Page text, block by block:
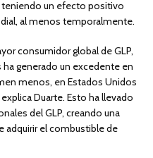
teniendo un efecto positivo
al menos temporalmente.
consumidor global de GLP,
generado un excedente en
menos, en Estados Unidos
Duarte. Esto ha llevado
del GLP, creando una
adquirir el combustible de